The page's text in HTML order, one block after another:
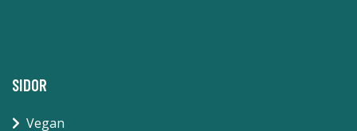
SIDOR
Vegan